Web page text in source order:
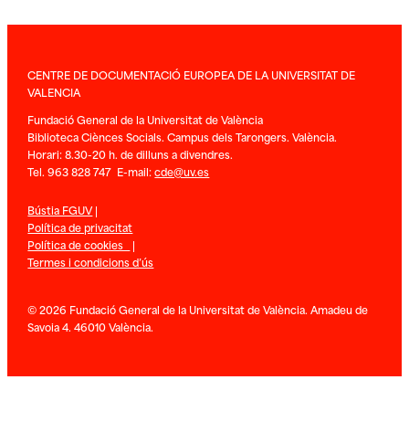
CENTRE DE DOCUMENTACIÓ EUROPEA DE LA UNIVERSITAT DE
VALENCIA
Fundació General de la Universitat de València
Biblioteca Ciènces Socials. Campus dels Tarongers. València.
Horari: 8.30-20 h. de dilluns a divendres.
Tel. 963 828 747 E-mail:cde@uv.es
Bústia FGUV|
Política de privacitat
Política de cookies |
Termes i condicions d’ús
© 2026 Fundació General de la Universitat de València. Amadeu de
Savoia 4. 46010 València.